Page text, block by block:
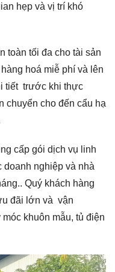
hẹp và vị trí khó
toàn tối đa cho tài sản
hoá miễ phí và lên
tiết trước khi thực
chuyển cho đến cẩu hạ
cấp gói dịch vụ linh
doanh nghiệp và nhà
Quý khách hàng
đãi lớn và vận
khuôn mẫu, tủ điện